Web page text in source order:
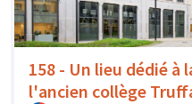
158 - Un lieu dédié à
l'ancien collège